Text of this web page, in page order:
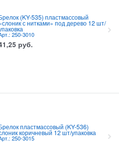
(KY-535) пластмассовый
с нитками» под дерево 12 шт/
250-3010
руб.
пластмассовый (KY-536)
коричневый 12 шт/упаковка
250-3015